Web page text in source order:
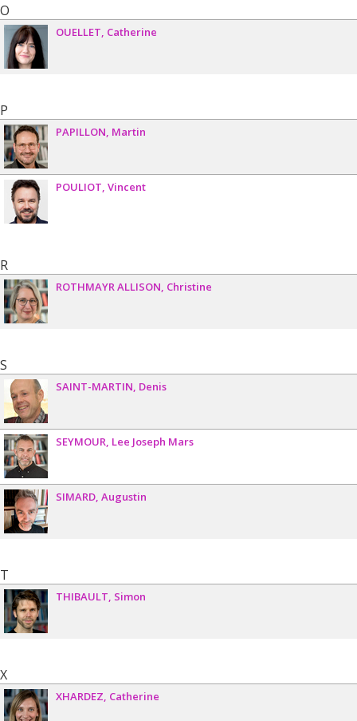
O
OUELLET Catherine
P
PAPILLON Martin
POULIOT Vincent
R
ROTHMAYR ALLISON Christine
S
SAINT-MARTIN Denis
SEYMOUR Lee Joseph Mars
SIMARD Augustin
T
THIBAULT Simon
X
XHARDEZ Catherine